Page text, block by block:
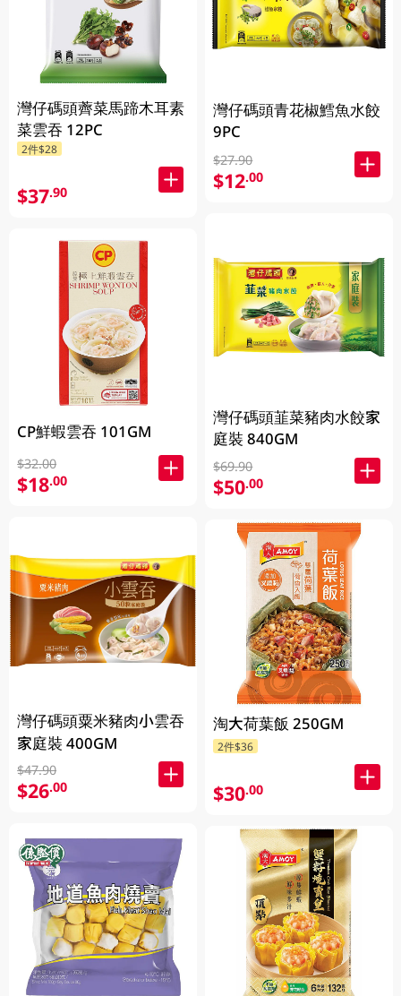
灣仔碼頭薺菜馬蹄木耳素
菜雲吞 12PC
2件$28
$37.90
CP鮮蝦雲吞 101GM
$32.00
$18.00
灣仔碼頭粟米豬肉小雲吞
家庭裝 400GM
$47.90
$26.00
灣仔碼頭青花椒鱈魚水餃
9PC
$27.90
$12.00
灣仔碼頭韮菜豬肉水餃家
庭裝 840GM
$69.90
$50.00
淘大荷葉飯 250GM
2件$36
$30.00